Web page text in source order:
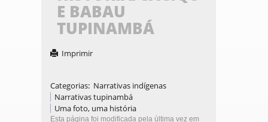
E BABAU
TUPINAMBÁ
Imprimir
Categorias: Narrativas indígenas
Narrativas tupinambá
Uma foto, uma história
Esta página foi modificada pela última vez em